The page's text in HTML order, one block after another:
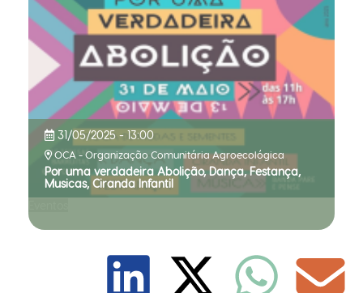
31/05/2025 - 13:00
OCA - Organização Comunitária Agroecológica
Por uma verdadeira Abolição, Dança, Festança,
Musicas, Ciranda Infantil